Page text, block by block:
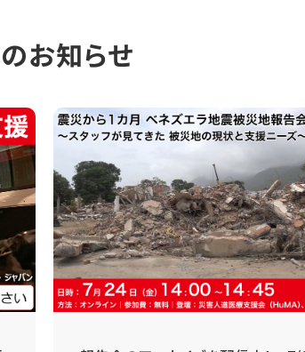
お知らせ